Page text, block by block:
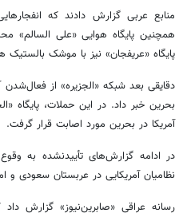
منابع عربی گزارش دادند که
همچنین پایگاه هوایی «علی السالم»
پایگاه «عریفجان» نیز با موشک
دقایقی بعد شبکه «الجزیره» از
بحرین خبر داد. در این حملات، پایگاه
آمریکا در بحرین مورد اصابت قرار گرفت.
در ادامه گزارش‌های تأییدنشده به
نظامیان آمریکایی در عربستان سعودی و
رسانه عراقی «صابرین‌نیوز» گزارش